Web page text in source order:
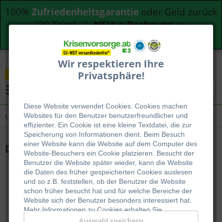
100% Zufriedenheitsgarantie oder Geld zurück
(30 Tage) |NEU: e-Rechnungan
Bundesdienststellen
Wir respektieren Ihre
Privatsphäre!
Diese Website verwendet Cookies. Cookies machen
Websites für den Benutzer benutzerfreundlicher und
effizienter. Ein Cookie ist eine kleine Textdatei, die zur
Speicherung von Informationen dient. Beim Besuch
einer Website kann die Website auf dem Computer des
Website-Besuchers ein Cookie platzieren. Besucht der
Benutzer die Website später wieder, kann die Website
die Daten des früher gespeicherten Cookies auslesen
und so z.B. feststellen, ob der Benutzer die Website
schon früher besucht hat und für welche Bereiche der
Website sich der Benutzer besonders interessiert hat.
Mehr Informationen zu Cookies erhalten Sie
Übersicht Wasserfilter
Drip Filter